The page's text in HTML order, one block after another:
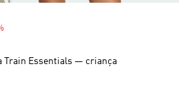
Train Essentials — criança